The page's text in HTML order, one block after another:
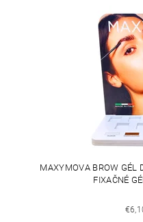
MAXYMOVA BROW GÉL
FIXAČNÉ